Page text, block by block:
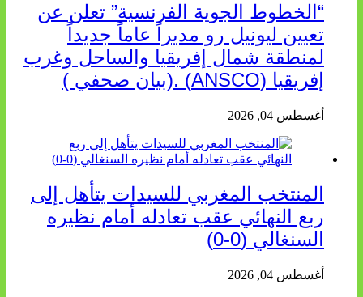
“الخطوط الجوية الفرنسية” تعلن عن
تعيين ليونيل رو مديراً عاماً جديداً
لمنطقة شمال إفريقيا والساحل وغرب
إفريقيا (ANSCO) .(بيان صحفي )
أغسطس 04, 2026
المنتخب المغربي للسيدات يتأهل إلى
ربع النهائي عقب تعادله أمام نظيره
السنغالي (0-0)
أغسطس 04, 2026